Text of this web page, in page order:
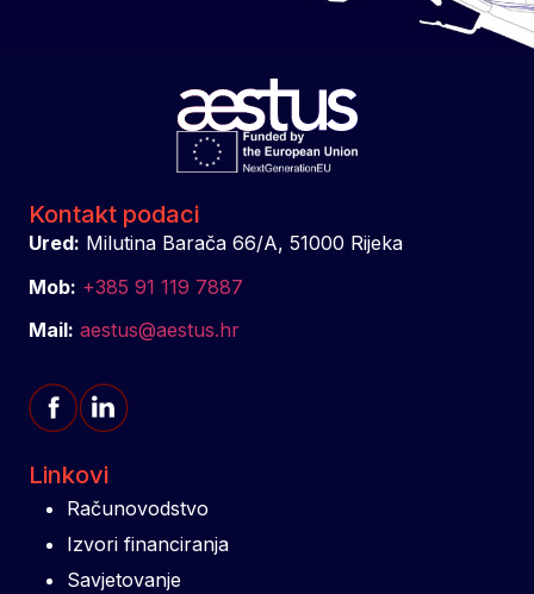
Kontakt podaci
Ured: Milutina Barača 66/A, 51000 Rijeka
Mob: +385 91 119 7887
Mail: aestus@aestus.hr
Linkovi
Računovodstvo
Izvori financiranja
Savjetovanje